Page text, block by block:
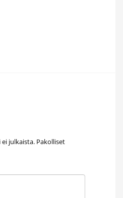
julkaista. Pakolliset